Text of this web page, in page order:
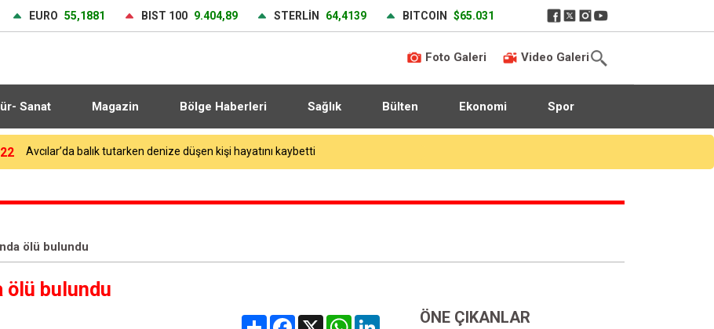
EURO 55,1881 BIST 100 9.404,89 STERLİN 64,4139 BITCOIN $65.031
Foto Galeri Video Galeri
Sanat Magazin Bölge Haberleri Sağlık Bülten Ekonomi Spor
Kocaelispor yeni sezon öncesi gövde gösterisinde transfer tanıtımını yaptı!
ölü bulundu
ölü bulundu
ShareFacebook
X WhatsAppLinkedInÖNE ÇIKANLAR